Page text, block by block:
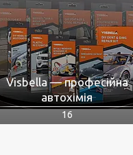
Visbella — професійна
автохімія
16